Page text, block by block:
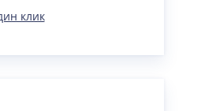
клик